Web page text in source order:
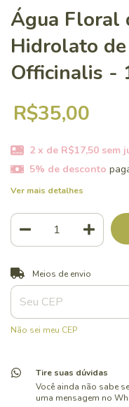
Água Floral
Hidrolato
Officinalis -
R$35,00
2 x de R$17,50 sem
5% de desconto
Ver mais detalhes
Entregas para o CEP:
Meios de envio
Não sei meu CEP
Tire suas dúvidas
Você ainda não sabe
uma mensagem no